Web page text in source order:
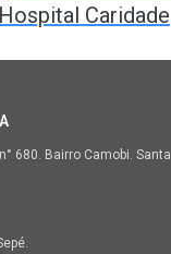
Caridade
680. Bairro Camobi. Santa